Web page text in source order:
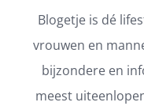
Blogetje is dé
vrouwen en
bijzondere en
meest